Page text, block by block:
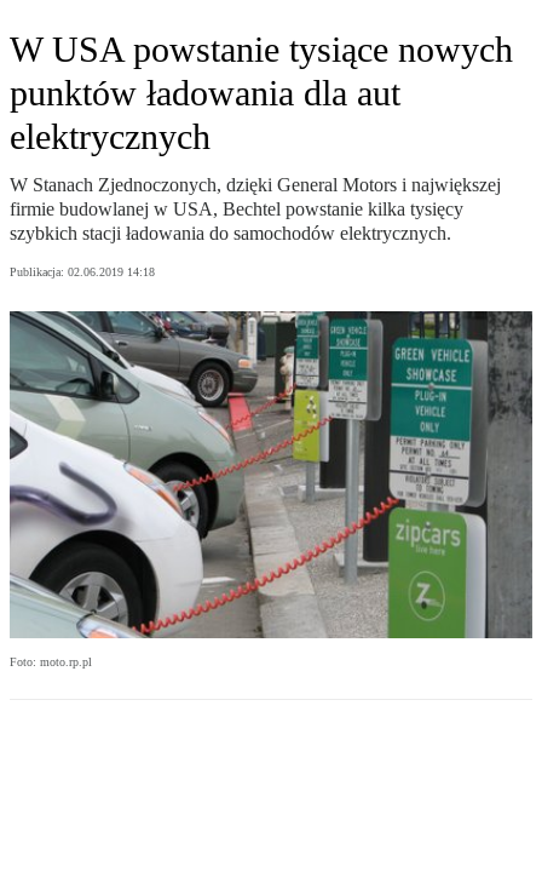
W USA powstanie tysiące nowych
punktów ładowania dla aut
elektrycznych
W Stanach Zjednoczonych, dzięki General Motors i największej
firmie budowlanej w USA, Bechtel powstanie kilka tysięcy
szybkich stacji ładowania do samochodów elektrycznych.
Publikacja: 02.06.2019 14:18
Foto: moto.rp.pl